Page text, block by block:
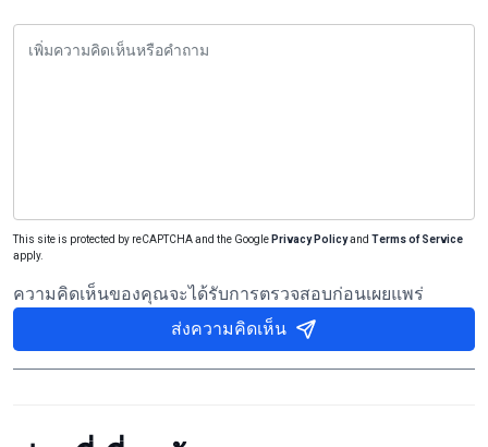
This site is protected by reCAPTCHA and the Google Privacy Policyand Terms of Service
apply.
ความคิดเห็นของคุณจะได้รับการตรวจสอบก่อนเผยแพร่
ส่งความคิดเห็น